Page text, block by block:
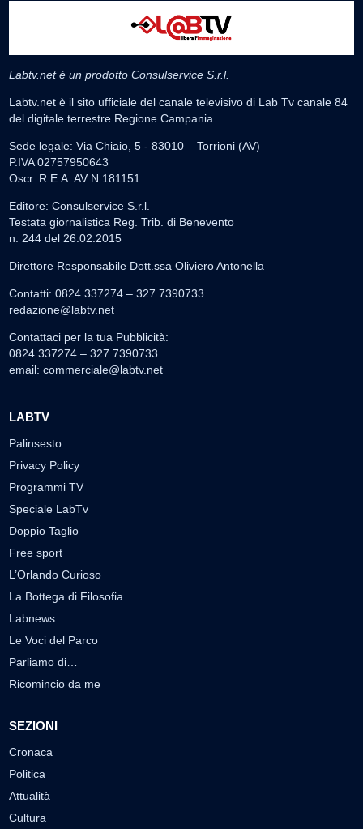
Labtv.net è un prodotto Consulservice S.r.l.
Labtv.net è il sito ufficiale del canale televisivo di Lab Tv canale 84
del digitale terrestre Regione Campania
Sede legale: Via Chiaio, 5 - 83010 – Torrioni (AV)
P.IVA 02757950643
Oscr. R.E.A. AV N.181151
Editore: Consulservice S.r.l.
Testata giornalistica Reg. Trib. di Benevento
n. 244 del 26.02.2015
Direttore Responsabile Dott.ssa Oliviero Antonella
Contatti: 0824.337274 – 327.7390733
redazione@labtv.net
Contattaci per la tua Pubblicità:
0824.337274 – 327.7390733
email: commerciale@labtv.net
LABTV
Palinsesto
Privacy Policy
Programmi TV
Speciale LabTv
Doppio Taglio
Free sport
L’Orlando Curioso
La Bottega di Filosofia
Labnews
Le Voci del Parco
Parliamo di…
Ricomincio da me
SEZIONI
Cronaca
Politica
Attualità
Cultura